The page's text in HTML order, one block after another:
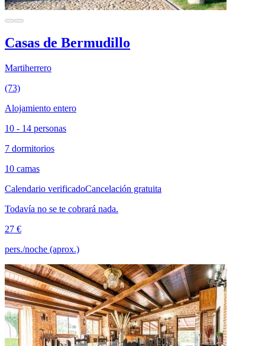
Casas de Bermudillo
Martiherrero
(73)
Alojamiento entero
10 - 14 personas
7 dormitorios
10 camas
Calendario verificadoCancelación gratuita
Todavía no se te cobrará nada.
27 €
pers./noche (aprox.)